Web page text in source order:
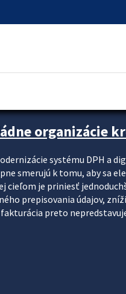
organizácie
systému DPH a
smerujú k tomu, aby sa
cieľom je priniesť
prepisovania údajov,
preto